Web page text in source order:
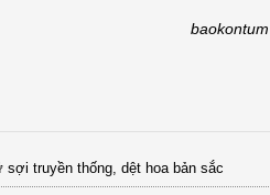
baokontum
sợi truyền thống, dệt hoa bản sắc